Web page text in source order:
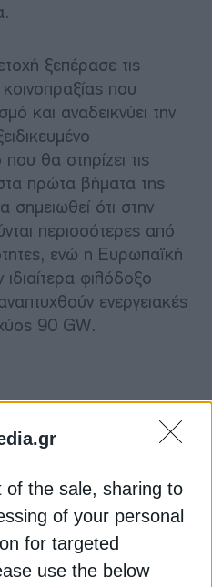
the sale, sharing to
of your personal
for targeted
use the below
ξεπέρασε τις
που
και αναδεικνύει την
θα στηρίζει τις
πρώτα βήματα της
σημειωθεί ότι στην
περισσότερες από
ενώ η Ευρωπαϊκή
ιδιαίτερα φιλόδοξο
ενεργειακές
90 GW.
για αυτοπαραγωγή και
έργου τηλεθέρμανσης